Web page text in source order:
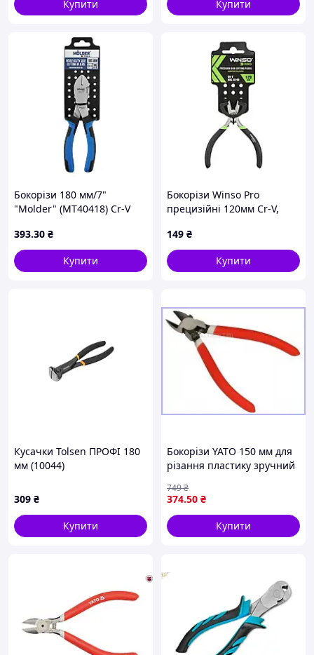
Купити
Купити
Бокорізи 180 мм/7"
"Molder" (MT40418) Cr-V
сатинове покриття
393.30 ₴
Купити
Бокорізи Winso Pro
прецизійні 120мм Cr-V,
149 ₴
Купити
Кусачки Tolsen ПРОФІ 180
мм (10044)
309 ₴
Купити
Бокорізи YATO 150 мм для
різання пластику зручний
ергономічною ручкою
374.50 ₴
749₴
Купити